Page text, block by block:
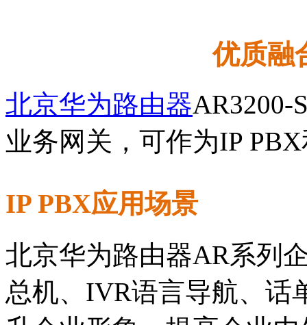
优质融
北京华为路由器AR3200-
业务网关，可作为IP
IP PBX应用场景
北京华为路由器AR系列
总机、IVR语言导航、话